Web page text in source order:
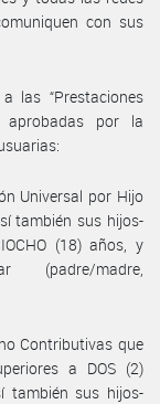
con sus
las “Prestaciones
aprobadas por la
Universal por Hijo
también sus hijos-
(18) años, y
madre,
Contributivas que
a DOS (2)
también sus hijos-